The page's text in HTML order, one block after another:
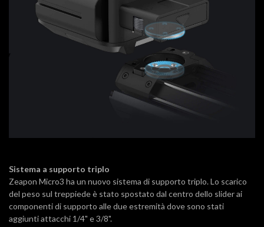
Sistema a supporto triplo
Zeapon Micro3 ha un nuovo sistema di supporto triplo. Lo scarico
del peso sul treppiede è stato spostato dal centro dello slider ai
componenti di supporto alle due estremità dove sono stati
aggiunti attacchi 1/4" e 3/8".